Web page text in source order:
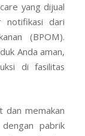
yang dijual
notifikasi dari
(BPOM).
Anda aman,
di fasilitas
dan memakan
pabrik